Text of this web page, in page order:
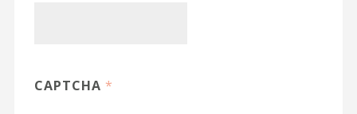
CAPTCHA *